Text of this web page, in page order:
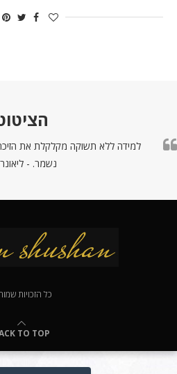
למידה ללא תשוקה מקלקלת את
נשמר. -
כל הזכויות
TO TOP